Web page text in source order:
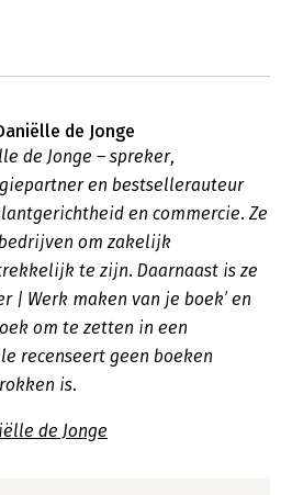
de Jonge
de Jonge – spreker,
en bestsellerauteur
en commercie. Ze
om zakelijk
te zijn. Daarnaast is ze
| Werk maken van je boek’ en
om te zetten in een
recenseert geen boeken
is.
de Jonge